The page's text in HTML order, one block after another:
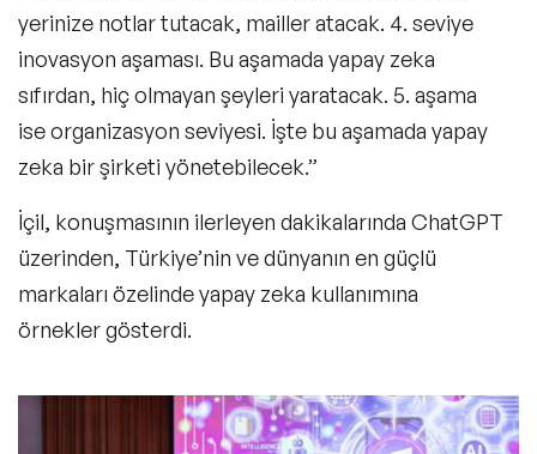
yerinize notlar tutacak, mailler atacak. 4. seviye
inovasyon aşaması. Bu aşamada yapay zeka
sıfırdan, hiç olmayan şeyleri yaratacak. 5. aşama
ise organizasyon seviyesi. İşte bu aşamada yapay
zeka bir şirketi yönetebilecek.”
İçil, konuşmasının ilerleyen dakikalarında ChatGPT
üzerinden, Türkiye’nin ve dünyanın en güçlü
markaları özelinde yapay zeka kullanımına
örnekler gösterdi.